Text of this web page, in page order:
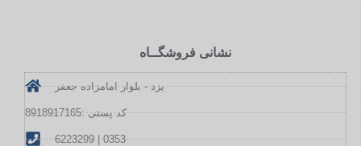
نشانی فروشگــاه
یزد - بلوار امامزاده جعفر
کد پستی :8918917165
6223299 | 0353